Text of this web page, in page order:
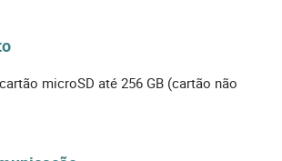
microSD até 256 GB (cartão não